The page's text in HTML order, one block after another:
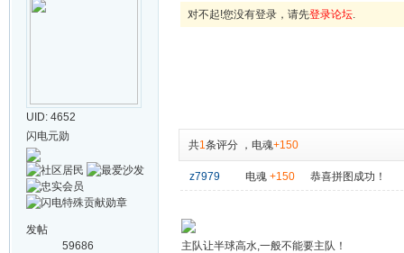
UID: 4652
闪电元勋
发帖
59686
对不起!您没有登录，请先登录论坛.
共1条评分 ， 电魂+150
z7979 电魂 +150 恭喜拼图成功！
主队让半球高水,一般不能要主队！